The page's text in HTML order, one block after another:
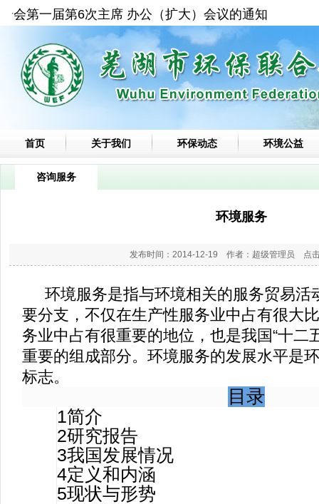
一届第6次主席 办公（扩大）会议的通知
首页 关于我们 环保动态 环境公益
咨询服务
环境服务
发布时间：2014-12-19 作者：超级管理员 点
环境服务是指与环境相关的服务贸易活
要分支，不仅在生产性服务业中占有很大
务业中占有很重要的地位，也是我国“十二
重要的组成部分。环境服务的发展水平是
标志。
目录
1简介
2研究报告
3我国发展情况
4定义和内涵
5现状与形势